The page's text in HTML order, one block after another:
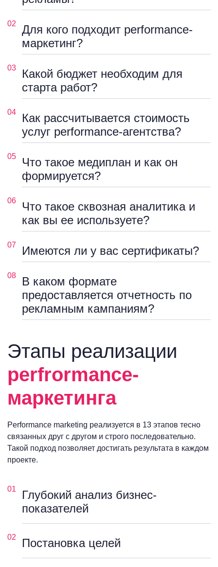
02
Для кого подходит performance-
маркетинг?
03
Какой бюджет необходим для
старта работ?
04
Как рассчитывается стоимость
услуг performance-агентства?
05
Что такое медиплан и как он
формируется?
06
Что такое сквозная аналитика и
как вы ее используете?
07 Имеются ли у вас сертификаты?
08
В каком формате
предоставляется отчетность по
рекламным кампаниям?
Этапы реализации
perfrormance-
маркетинга
Performance marketing реализуется в 13 этапов тесно
связанных друг с другом и строго последовательно.
Такой подход позволяет достигать результата в каждом
проекте.
01
Глубокий анализ бизнес-
показателей
02 Постановка целей